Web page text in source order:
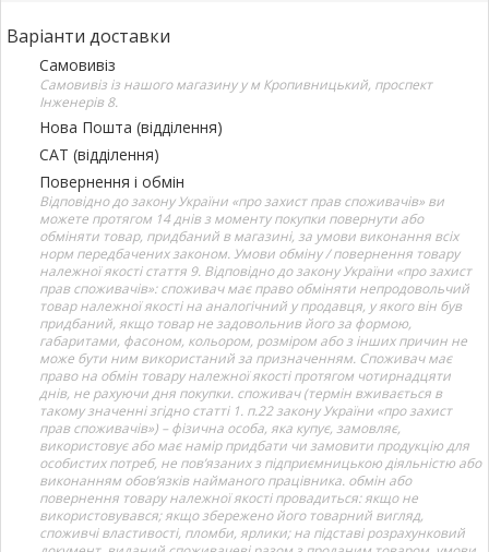
Варіанти доставки
Самовивіз
Самовивіз із нашого магазину у м Кропивницький, проспект
Інженерів 8.
Нова Пошта (відділення)
САТ (відділення)
Повернення і обмін
Відповідно до закону України «про захист прав споживачів» ви
можете протягом 14 днів з моменту покупки повернути або
обміняти товар, придбаний в магазині, за умови виконання всіх
норм передбачених законом. Умови обміну / повернення товару
належної якості стаття 9. Відповідно до закону України «про захист
прав споживачів»: споживач має право обміняти непродовольчий
товар належної якості на аналогічний у продавця, у якого він був
придбаний, якщо товар не задовольнив його за формою,
габаритами, фасоном, кольором, розміром або з інших причин не
може бути ним використаний за призначенням. Споживач має
право на обмін товару належної якості протягом чотирнадцяти
днів, не рахуючи дня покупки. споживач (термін вживається в
такому значенні згідно статті 1. п.22 закону України «про захист
прав споживачів») – фізична особа, яка купує, замовляє,
використовує або має намір придбати чи замовити продукцію для
особистих потреб, не пов’язаних з підприємницькою діяльністю або
виконанням обов’язків найманого працівника. обмін або
повернення товару належної якості провадиться: якщо не
використовувався; якщо збережено його товарний вигляд,
споживчі властивості, пломби, ярлики; на підставі розрахунковий